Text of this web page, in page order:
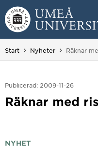
Hoppa direkt till
Huvudmenyn dold.
Start Nyheter Du är här:
Räknar
Publicerad: 2009-11-26
Räknar med
NYHET